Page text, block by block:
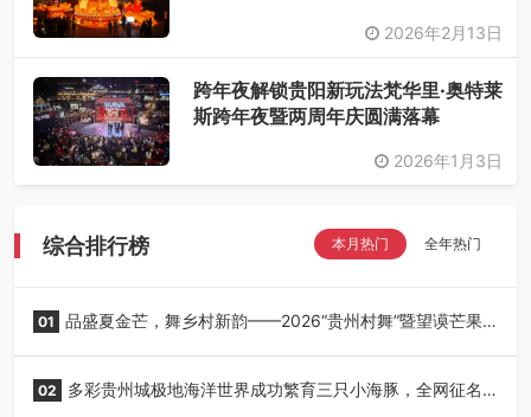
2026年2月13日
跨年夜解锁贵阳新玩法梵华里·奥特莱
斯跨年夜暨两周年庆圆满落幕
2026年1月3日
综合排行榜 本月热门 全年热门
01 品盛夏金芒，舞乡村新韵——2026“贵州村舞”暨望谟芒果
02 多彩贵州城极地海洋世界成功繁育三只小海豚，全网征名